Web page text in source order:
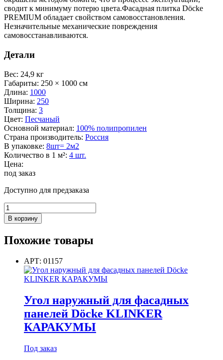
сводит к минимуму потерю цвета.Фасадная плитка Döcke
PREMIUM обладает свойством самовосстановления.
Незначительные механические повреждения
самовосстанавливаются.
Детали
Вес: 24,9 кг
Габариты: 250 × 1000 см
Длина: 1000
Ширина: 250
Толщина: 3
Цвет: Песчаный
Основной материал: 100% полипропилен
Страна производитель: Россия
В упаковке: 8шт= 2м2
Количество в 1 м²: 4 шт.
Цена:
под заказ
Доступно для предзаказа
Количество
товара
Фасадная
Döcke
BRICK
Песчаный
В корзину
Похожие товары
АРТ: 01157
Угол наружный для фасадных
панелей Döcke KLINKER
КАРАКУМЫ
Под заказ